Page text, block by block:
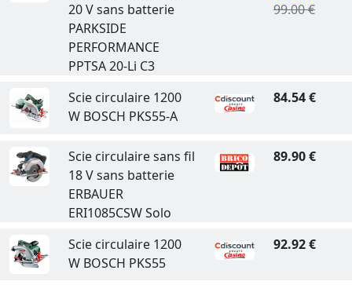
20 V sans batterie
PARKSIDE
PERFORMANCE
PPTSA 20-Li C3
99.00 €
Scie circulaire 1200
W BOSCH PKS55-A
84.54 €
Scie circulaire sans fil
18 V sans batterie
ERBAUER
ERI1085CSW Solo
89.90 €
Scie circulaire 1200
W BOSCH PKS55
92.92 €